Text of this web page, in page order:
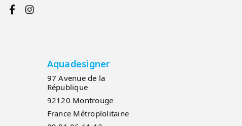
Aquadesigner
97 Avenue de la
République
92120 Montrouge
France Métroplolitaine